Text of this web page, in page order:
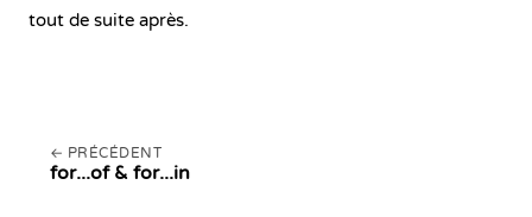
tout de suite après.
PRÉCÉDENT
for...of & for...in